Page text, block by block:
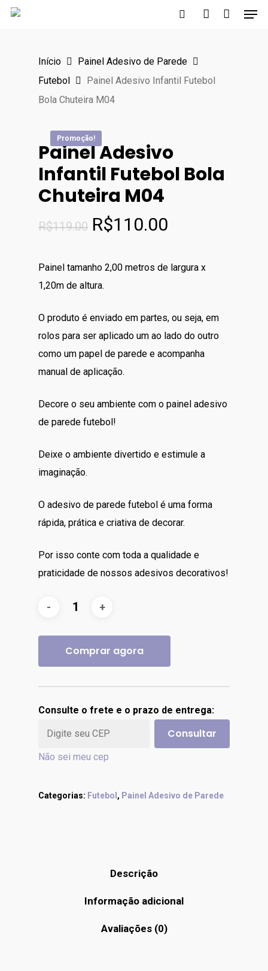
Skip
Início
Painel Adesivo de Parede
Futebol
Painel Adesivo Infantil Futebol
Bola Chuteira M04
Painel Adesivo
Infantil Futebol Bola
Chuteira M04
R$119.00 O
original
era:
R$119.00.
R$110.00
atual
é:
Painel tamanho 2,00 metros de largura x
1,20m de altura.
O produto é enviado em partes, ou seja, em
rolos para ser aplicado um ao lado do outro
como um papel de parede e acompanha
manual de aplicação.
Decore o seu ambiente com o painel adesivo
de parede futebol!
Deixe o ambiente divertido e estimule a
imaginação.
O adesivo de parede futebol é uma forma
rápida, prática e criativa de decorar.
Por isso conte com toda a qualidade e
praticidade de nossos adesivos decorativos!
Comprar agora
Consulte o frete e o prazo de entrega:
Consultar
Não sei meu cep
Categorias: Futebol, Painel Adesivo de Parede
Descrição
Informação adicional
Avaliações (0)
Promoção!
Promoção!
Promoção!
Promoção!